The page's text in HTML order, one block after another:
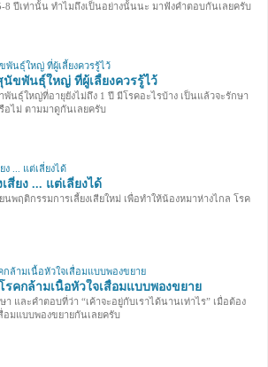
ปีเท่านั้น ทำไมถึงเป็นอย่างนั้นนะ มาฟังคำตอบกันเลยครับ
นัขพันธุ์ใหญ่ ที่ผู้เลี้ยงควรรู้ไว้
นธุ์ใหญ่ที่อายุยังไม่ถึง 1 ปี มีโรคอะไรบ้าง เป็นแล้วจะรักษา
อไม่ ตามมาดูกันเลยครับ
สี่ยง ... แต่เลี่ยงได้
นพฤติกรรมการเลี้ยงเสียใหม่ เพื่อทำให้น้องหมาห่างไกล โรค
คกล้ามเนื้อหัวใจเสื่อมแบบพองขยาย
และคำตอบที่ว่า “เค้าจะอยู่กับเราได้นานเท่าไร” เมื่อต้อง
อมแบบพองขยายกันเลยครับ